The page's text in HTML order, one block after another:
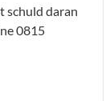
schuld daran
0815